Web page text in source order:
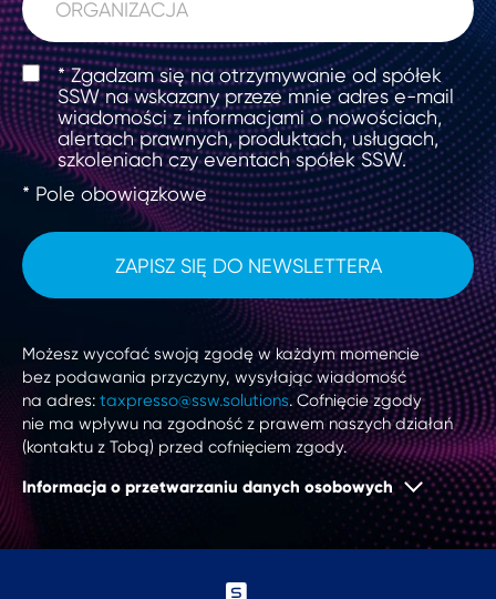
* Zgadzam się na otrzymywanie od spółek
SSW na wskazany przeze mnie adres e-mail
wiadomości z informacjami o nowościach,
alertach prawnych, produktach, usługach,
szkoleniach czy eventach spółek SSW.
* Pole obowiązkowe
Możesz wycofać swoją zgodę w każdym momencie
bez podawania przyczyny, wysyłając wiadomość
na adres: taxpresso@ssw.solutions. Cofnięcie zgody
nie ma wpływu na zgodność z prawem naszych działań
(kontaktu z Tobą) przed cofnięciem zgody.
Informacja o przetwarzaniu danych osobowych